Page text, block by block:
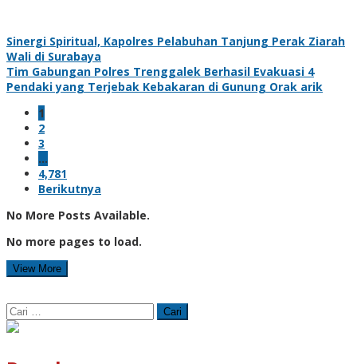
Sinergi Spiritual, Kapolres Pelabuhan Tanjung Perak Ziarah
Wali di Surabaya
Tim Gabungan Polres Trenggalek Berhasil Evakuasi 4
Pendaki yang Terjebak Kebakaran di Gunung Orak arik
1
2
3
…
4,781
Berikutnya
No More Posts Available.
No more pages to load.
View More
Cari
untuk: